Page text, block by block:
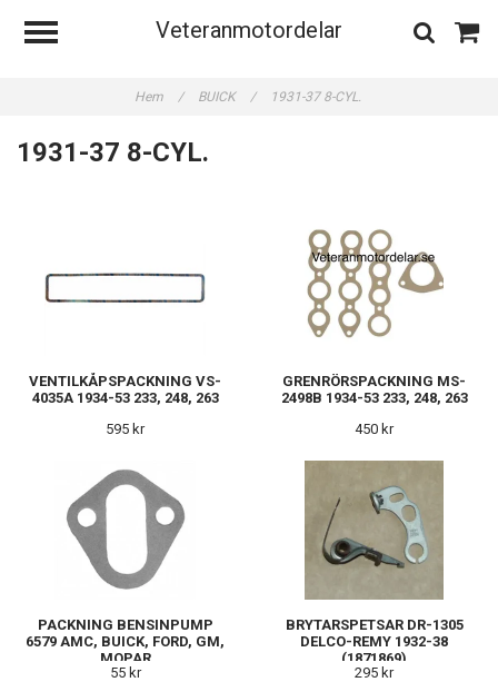
Veteranmotordelar
Hem / BUICK / 1931-37 8-CYL.
1931-37 8-CYL.
VENTILKÅPSPACKNING VS-
4035A 1934-53 233, 248, 263
595 kr
GRENRÖRSPACKNING MS-
2498B 1934-53 233, 248, 263
450 kr
PACKNING BENSINPUMP
6579 AMC, BUICK, FORD, GM,
MOPAR
55 kr
BRYTARSPETSAR DR-1305
DELCO-REMY 1932-38
(1871869)
295 kr